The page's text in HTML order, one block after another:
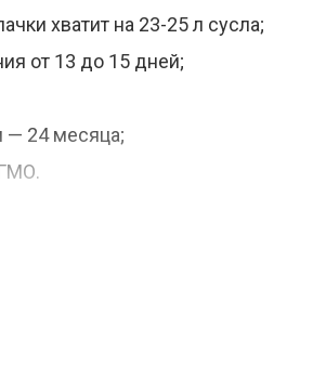
хватит на 23-25 л сусла;
от 13 до 15 дней;
— 24 месяца;